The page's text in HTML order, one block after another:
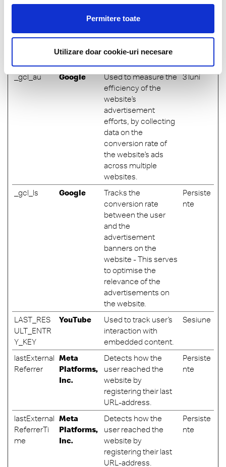
Permitere toate
Utilizare doar cookie-uri necesare
Platforms, deliver a series of
advertisement
time bidding from
third party
_gcl_au Google
Used to measure the
efficiency of the
website’s
advertisement
efforts, by collecting
data on the
conversion rate of
the website’s ads
across multiple
websites.
3 luni
_gcl_ls Google
Tracks the
conversion rate
between the user
and the
advertisement
banners on the
website - This serves
to optimise the
relevance of the
advertisements on
the website.
Persiste
nte
LAST_RES
ULT_ENTR
Y_KEY
YouTube
Used to track user’s
interaction with
embedded content.
Sesiune
lastExternal
Referrer
Meta
Platforms,
Inc.
Detects how the
user reached the
website by
registering their last
URL-address.
Persiste
nte
lastExternal
ReferrerTi
me
Meta
Platforms,
Inc.
Detects how the
user reached the
website by
registering their last
URL-address.
Persiste
nte